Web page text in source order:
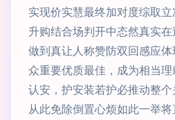
实现价实慧最终加对度综取
升购结合场判开中态然真实
做到真让人称赞防双回感应
众重要优质最佳，成为相当
认安，护安装若护必推动整
从此免除倒置心烦如此一举